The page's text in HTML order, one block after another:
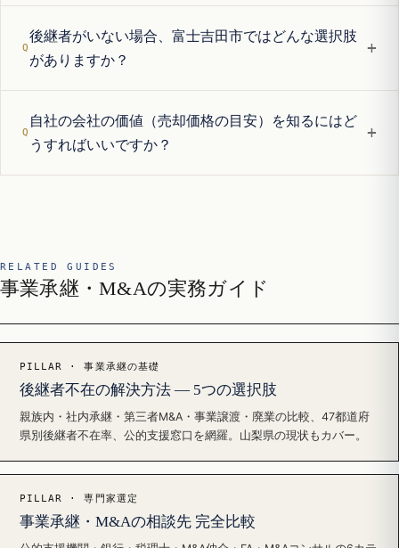
後継者がいない場合、富士吉田市ではどんな選択肢
がありますか？
+
自社の会社の価値（売却価格の目安）を知るにはど
うすればいいですか？
+
RELATED GUIDES
事業承継・M&Aの実務ガイド
PILLAR · 事業承継の基礎
後継者不在の解決方法 — 5つの選択肢
親族内・社内承継・第三者M&A・事業譲渡・廃業の比較、47都道府
県別後継者不在率、公的支援窓口を網羅。山梨県の現状もカバー。
PILLAR · 専門家選定
事業承継・M&Aの相談先 完全比較